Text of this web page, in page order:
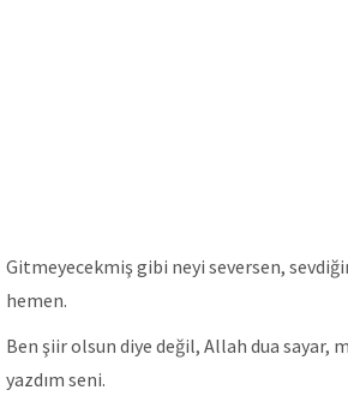
Gitmeyecekmiş gibi neyi seversen,
hemen.
Ben şiir olsun diye değil, Allah dua sayar,
yazdım seni.